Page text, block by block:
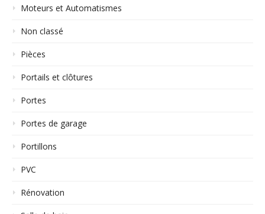
Moteurs et Automatismes
Non classé
Pièces
Portails et clôtures
Portes
Portes de garage
Portillons
PVC
Rénovation